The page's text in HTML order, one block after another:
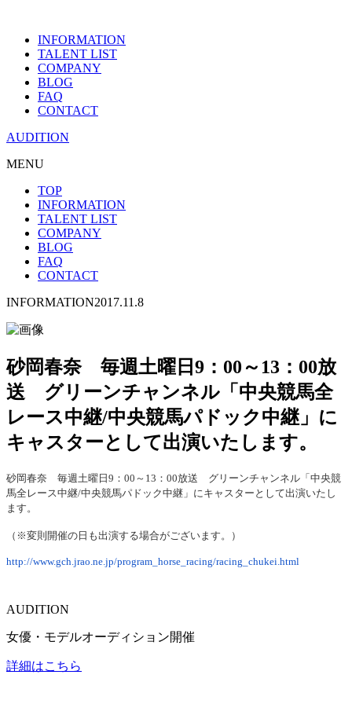
INFORMATION
TALENT LIST
COMPANY
BLOG
FAQ
CONTACT
AUDITION
MENU
TOP
INFORMATION
TALENT LIST
COMPANY
BLOG
FAQ
CONTACT
INFORMATION2017.11.8
砂岡春奈 毎週土曜日9：00～13：00放
送 グリーンチャンネル「中央競馬全
レース中継/中央競馬パドック中継」に
キャスターとして出演いたします。
砂岡春奈 毎週土曜日9：00～13：00放送 グリーンチャンネル「中央競
馬全レース中継/中央競馬パドック中継」にキャスターとして出演いたし
ます。
（※変則開催の日も出演する場合がございます。）
http://www.gch.jrao.ne.jp/program_horse_racing/racing_chukei.html
AUDITION
女優・モデルオーディション開催
詳細はこちら